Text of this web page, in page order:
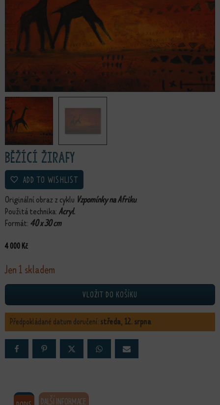
Běžící žirafy
ADD TO WISHLIST
Originální obraz z cyklu Vzpomínky na Afriku.
Použitá technika: Acryl.
Formát: 40 x 30 cm
4 000 Kč
Jen 1 skladem
VLOŽIT DO KOŠÍKU
Předpokládané datum doručení:středa, 12. srpna
DALŠÍ INFORMACE